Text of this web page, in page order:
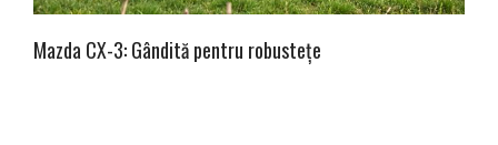
Mazda CX-3: Gândită pentru robustețe